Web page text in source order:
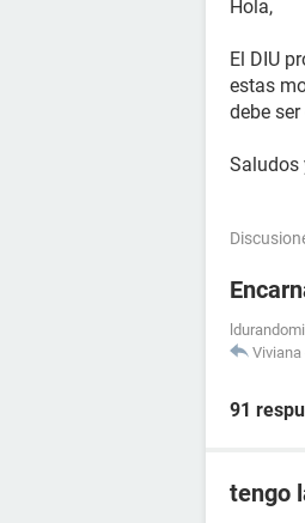
Hola,
El DIU
estas
debe
Saludos
Viviana
91
tengo